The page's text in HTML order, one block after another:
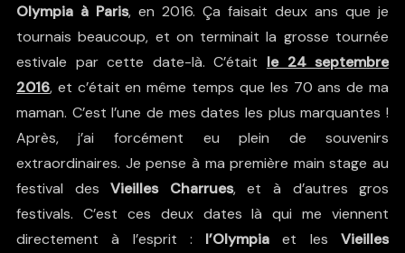
Olympia à Paris, en 2016. Ça faisait deux ans que je
tournais beaucoup, et on terminait la grosse tournée
estivale par cette date-là. C’était le 24 septembre
2016, et c’était en même temps que les 70 ans de ma
maman. C’est l’une de mes dates les plus marquantes !
Après, j’ai forcément eu plein de souvenirs
extraordinaires. Je pense à ma première main stage au
festival desVieilles Charrues, et à d’autres gros
festivals. C’est ces deux dates là qui me viennent
directement à l’esprit : l’Olympia et lesVieilles